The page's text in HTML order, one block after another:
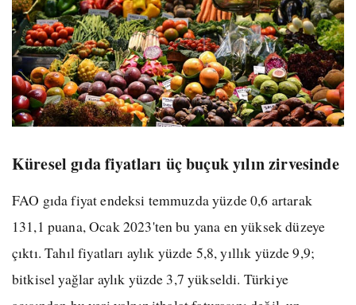
Küresel gıda fiyatları üç buçuk yılın zirvesinde
FAO gıda fiyat endeksi temmuzda yüzde 0,6 artarak
131,1 puana, Ocak 2023'ten bu yana en yüksek düzeye
çıktı. Tahıl fiyatları aylık yüzde 5,8, yıllık yüzde 9,9;
bitkisel yağlar aylık yüzde 3,7 yükseldi. Türkiye